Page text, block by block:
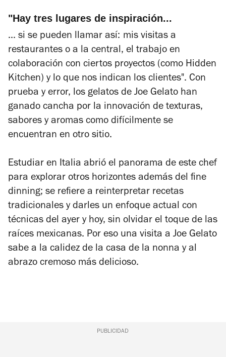
"Hay tres lugares de inspiración...
... si se pueden llamar así: mis visitas a
restaurantes o a la central, el trabajo en
colaboración con ciertos proyectos (como Hidden
Kitchen) y lo que nos indican los clientes". Con
prueba y error, los gelatos de Joe Gelato han
ganado cancha por la innovación de texturas,
sabores y aromas como difícilmente se
encuentran en otro sitio.
Estudiar en Italia abrió el panorama de este chef
para explorar otros horizontes además del fine
dinning; se refiere a reinterpretar recetas
tradicionales y darles un enfoque actual con
técnicas del ayer y hoy, sin olvidar el toque de las
raíces mexicanas. Por eso una visita a Joe Gelato
sabe a la calidez de la casa de la nonna y al
abrazo cremoso más delicioso.
PUBLICIDAD